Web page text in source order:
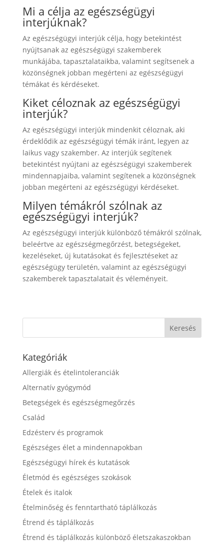
Mi a célja az egészségügyi
interjúknak?
Az egészségügyi interjúk célja, hogy betekintést
nyújtsanak az egészségügyi szakemberek
munkájába, tapasztalataikba, valamint segítsenek a
közönségnek jobban megérteni az egészségügyi
témákat és kérdéseket.
Kiket céloznak az egészségügyi
interjúk?
Az egészségügyi interjúk mindenkit céloznak, aki
érdeklődik az egészségügyi témák iránt, legyen az
laikus vagy szakember. Az interjúk segítenek
betekintést nyújtani az egészségügyi szakemberek
mindennapjaiba, valamint segítenek a közönségnek
jobban megérteni az egészségügyi kérdéseket.
Milyen témákról szólnak az
egészségügyi interjúk?
Az egészségügyi interjúk különböző témákról szólnak,
beleértve az egészségmegőrzést, betegségeket,
kezeléseket, új kutatásokat és fejlesztéseket az
egészségügy területén, valamint az egészségügyi
szakemberek tapasztalatait és véleményeit.
Kategóriák
Allergiák és ételintoleranciák
Alternatív gyógymód
Betegségek és egészségmegőrzés
Család
Edzésterv és programok
Egészséges élet a mindennapokban
Egészségügyi hírek és kutatások
Életmód és egészséges szokások
Ételek és italok
Ételminőség és fenntartható táplálkozás
Étrend és táplálkozás
Étrend és táplálkozás különböző életszakaszokban